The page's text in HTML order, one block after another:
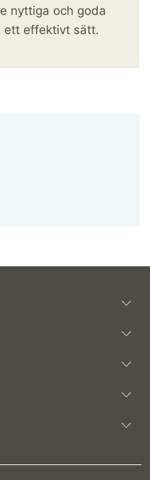
nyttiga och goda
ett effektivt sätt.